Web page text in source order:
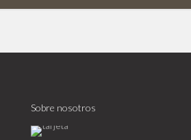
Sobre nosotros